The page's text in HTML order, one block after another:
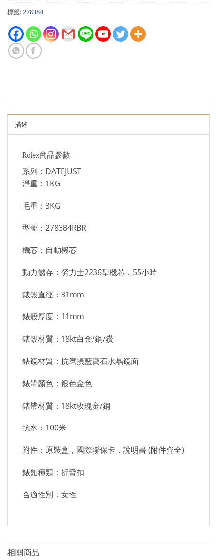
標籤:278384
描述
Rolex商品參數
系列：DATEJUST
淨重：1KG
毛重：3KG
型號：278384RBR
機芯：自動機芯
動力儲存：勞力士2236型機芯，55小時
錶殼直徑：31mm
錶殼厚度：11mm
錶殼材質：18kt白金/鋼/鑽
錶鏡材質：抗磨損藍寶石水晶鏡面
錶帶顏色：銀色金色
錶帶材質：18kt玫瑰金/鋼
抗水：100米
附件：原裝盒，國際聯保卡，說明書 (附件齊全)
錶釦種類：折疊扣
合適性別：女性
相關商品